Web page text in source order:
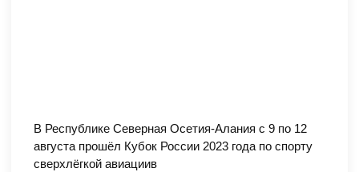
В Республике Северная Осетия-Алания с 9 по 12
августа прошёл Кубок России 2023 года по спорту
сверхлёгкой авиациив